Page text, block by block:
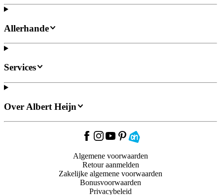
Allerhande
Services
Over Albert Heijn
Algemene voorwaarden
Retour aanmelden
Zakelijke algemene voorwaarden
Bonusvoorwaarden
Privacybeleid